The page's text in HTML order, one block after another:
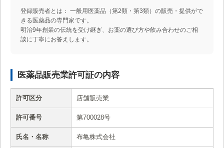
登録販売者とは： 一般用医薬品（第2類・第3類）の販売・提供がで
きる医薬品の専門家です。
明治9年創業の伝統を受け継ぎ、お薬の選び方や飲み合わせのご相
談に丁寧にお答えします。
医薬品販売業許可証の内容
許可区分 店舗販売業
許可番号 第700028号
氏名・名称 布亀株式会社